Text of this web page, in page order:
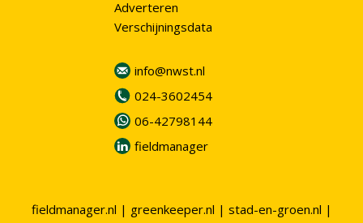
Adverteren
Verschijningsdata
info@nwst.nl
024-3602454
06-42798144
fieldmanager
fieldmanager.nl | greenkeeper.nl | stad-en-groen.nl |